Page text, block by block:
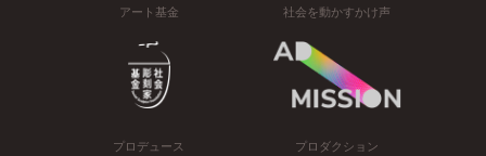
アート基金 社会を動かすかけ声
プロデュース プロダクション